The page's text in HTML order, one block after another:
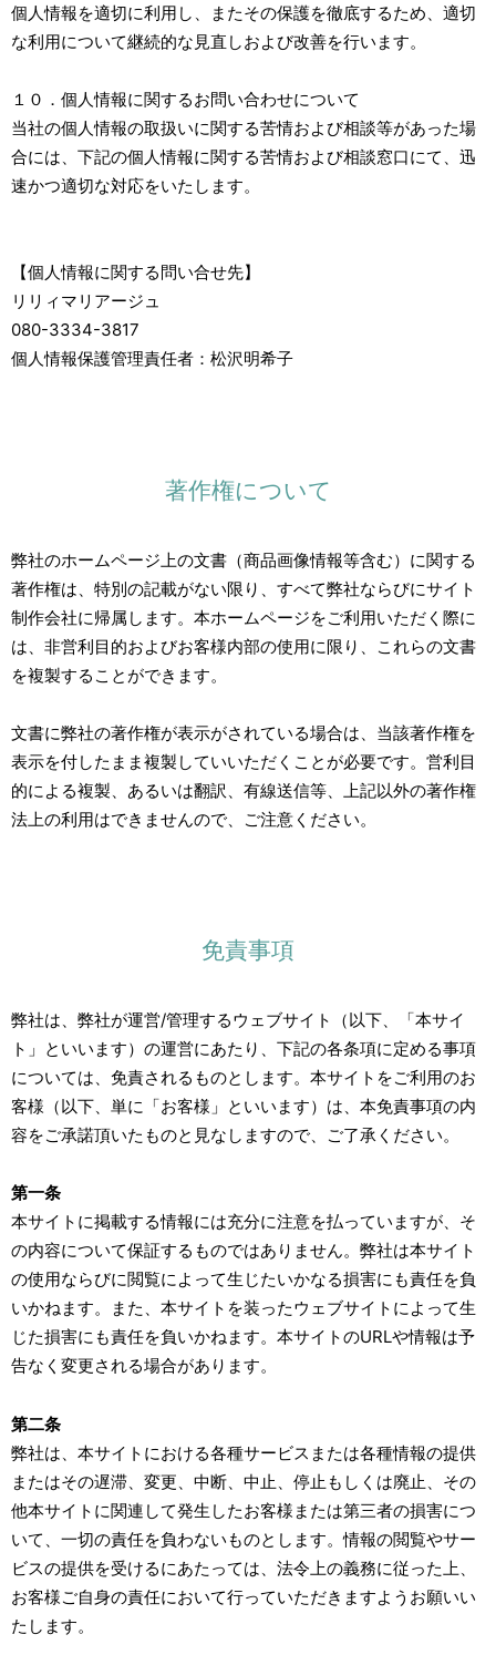
個人情報を適切に利用し、またその保護を徹底するため、適切
な利用について継続的な見直しおよび改善を行います。
１０．個人情報に関するお問い合わせについて
当社の個人情報の取扱いに関する苦情および相談等があった場
合には、下記の個人情報に関する苦情および相談窓口にて、迅
速かつ適切な対応をいたします。
【個人情報に関する問い合せ先】
リリィマリアージュ
080-3334-3817
個人情報保護管理責任者：松沢明希子
著作権について
弊社のホームページ上の文書（商品画像情報等含む）に関する
著作権は、特別の記載がない限り、すべて弊社ならびにサイト
制作会社に帰属します。本ホームページをご利用いただく際に
は、非営利目的およびお客様内部の使用に限り、これらの文書
を複製することができます。
文書に弊社の著作権が表示がされている場合は、当該著作権を
表示を付したまま複製していいただくことが必要です。営利目
的による複製、あるいは翻訳、有線送信等、上記以外の著作権
法上の利用はできませんので、ご注意ください。
免責事項
弊社は、弊社が運営/管理するウェブサイト（以下、「本サイ
ト」といいます）の運営にあたり、下記の各条項に定める事項
については、免責されるものとします。本サイトをご利用のお
客様（以下、単に「お客様」といいます）は、本免責事項の内
容をご承諾頂いたものと見なしますので、ご了承ください。
第一条
本サイトに掲載する情報には充分に注意を払っていますが、そ
の内容について保証するものではありません。弊社は本サイト
の使用ならびに閲覧によって生じたいかなる損害にも責任を負
いかねます。また、本サイトを装ったウェブサイトによって生
じた損害にも責任を負いかねます。本サイトのURLや情報は予
告なく変更される場合があります。
第二条
弊社は、本サイトにおける各種サービスまたは各種情報の提供
またはその遅滞、変更、中断、中止、停止もしくは廃止、その
他本サイトに関連して発生したお客様または第三者の損害につ
いて、一切の責任を負わないものとします。情報の閲覧やサー
ビスの提供を受けるにあたっては、法令上の義務に従った上、
お客様ご自身の責任において行っていただきますようお願いい
たします。